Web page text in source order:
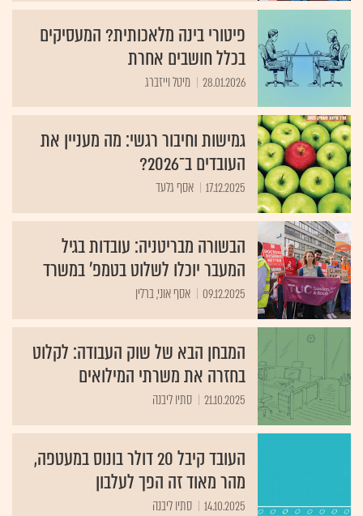
פיטורי בינה מלאכותית? המעסיקים
בכלל חושבים אחרת
28.01.2026 מיטל וייזברג
גמישות וחיבור רגשי: מה מעניין את
העובדים ב־2026?
17.12.2025 אסף גלעד
הבשורה מבריטניה: עובדות בגיל
המעבר יוכלו לשלוט בטמפ' במשרד
09.12.2025 אסף אוני, ברלין
המבחן הבא של שוק העבודה: לקלוט
בחזרה את משרתי המילואים​​​​​​
21.10.2025 סתיו ליבנה
העובד קיבל 20 דולר בונוס במעטפה,
מהר מאוד זה הפך לעלבון
14.10.2025 סתיו ליבנה